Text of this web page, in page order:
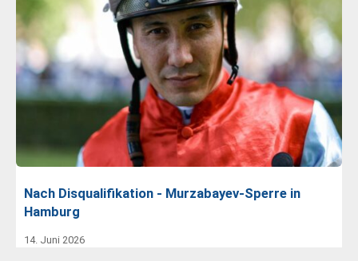
Nach Disqualifikation - Murzabayev-Sperre in
Hamburg
14. Juni 2026